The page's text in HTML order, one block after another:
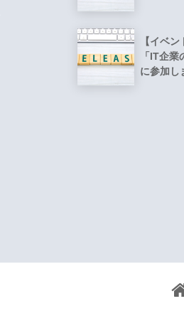
【イベ
「IT企
に参加し